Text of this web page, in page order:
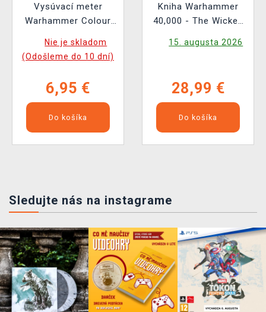
Vysúvací meter
Warhammer Colour
Nie je skladom
(Odošleme do 10 dní)
6,95 €
Do košíka
Kniha Warhammer
40,000 - The Wicked
15. augusta 2026
28,99 €
Do košíka
Sledujte nás na instagrame